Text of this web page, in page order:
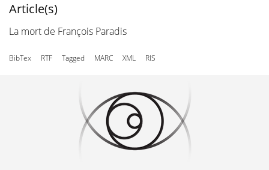
Article(s)
La mort de François Paradis
BibTex RTF Tagged MARC XML RIS